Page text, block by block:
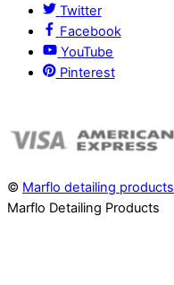
Twitter
Facebook
YouTube
Pinterest
© Marflo detailing products
Marflo Detailing Products